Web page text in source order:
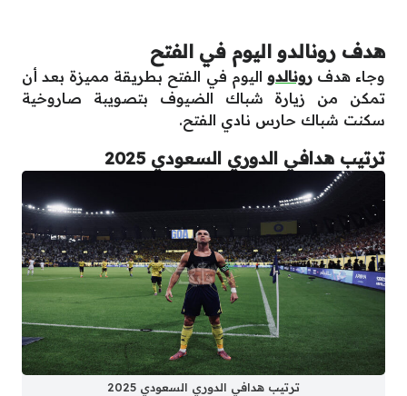
هدف رونالدو اليوم في الفتح
وجاء هدفرونالدو اليوم في الفتح بطريقة مميزة بعد أن
تمكن من زيارة شباك الضيوف بتصويبة صاروخية
سكنت شباك حارس نادي الفتح.
ترتيب هدافي الدوري السعودي 2025
ترتيب هدافي الدوري السعودي 2025